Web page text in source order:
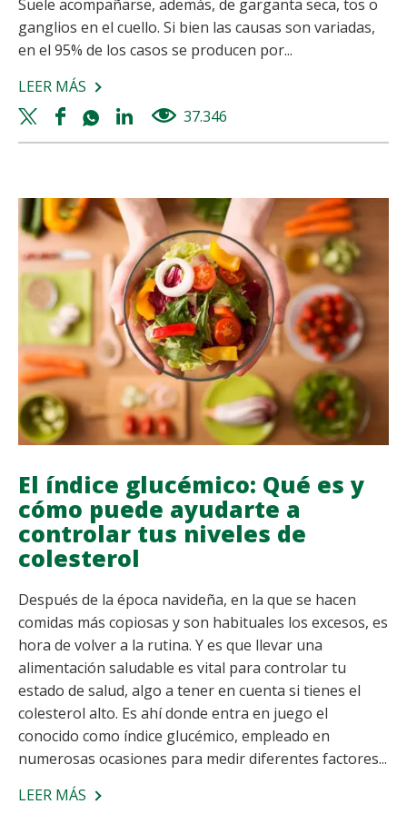
Suele acompañarse, además, de garganta seca, tos o
ganglios en el cuello. Si bien las causas son variadas,
en el 95% de los casos se producen por...
LEER MÁS SOBRE
DOLOR
DE
SÍNTOMAS
Y
TRATAMIENTO
Twitter
share
Facebook
share
Whatsapp
share
Linkedin
share
37.346
El índice glucémico: Qué es y
cómo puede ayudarte a
controlar tus niveles de
colesterol
Después de la época navideña, en la que se hacen
comidas más copiosas y son habituales los excesos, es
hora de volver a la rutina. Y es que llevar una
alimentación saludable es vital para controlar tu
estado de salud, algo a tener en cuenta si tienes el
colesterol alto. Es ahí donde entra en juego el
conocido como índice glucémico, empleado en
numerosas ocasiones para medir diferentes factores...
LEER MÁS SOBRE